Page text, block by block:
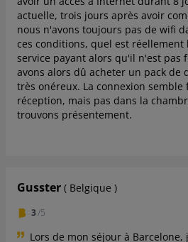
actuelle, trois jours après avoir
nous n'avons toujours pas de wifi
ces conditions, quel est
service payant alors qu'il n'est pas
avons alors dû acheter un pack de
très onéreux. La connexion
réception, mais pas dans la
trouvons présentement.
Gusster ( Belgique )
3/5
Lors de mon séjour à